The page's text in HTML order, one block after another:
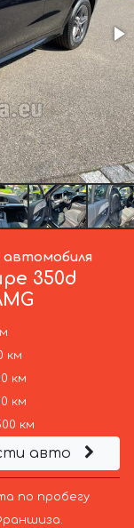
350d
км
км
км
км
авто
по пробегу